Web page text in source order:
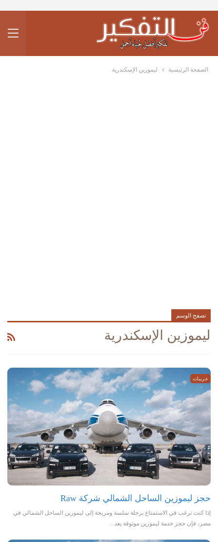
الصفحة الرئيسية ليموزين الإسكندرية
تصفح الوسم
ليموزين الإسكندرية
عربيات
حجز ليموزين الساحل الشمالي شركة Raw
إذا كنت ترغب في الاستمتاع برحلة سلسة ومريحة إلى ليموزين الساحل الشمالي في
مصر، فإن حجز خدمة ليموزين موثوقة يعد…